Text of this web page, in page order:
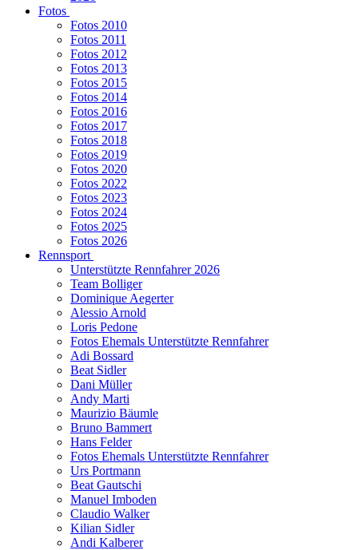
Fotos
Fotos 2010
Fotos 2011
Fotos 2012
Fotos 2013
Fotos 2015
Fotos 2014
Fotos 2016
Fotos 2017
Fotos 2018
Fotos 2019
Fotos 2020
Fotos 2022
Fotos 2023
Fotos 2024
Fotos 2025
Fotos 2026
Rennsport
Unterstützte Rennfahrer 2026
Team Bolliger
Dominique Aegerter
Alessio Arnold
Loris Pedone
Fotos Ehemals Unterstützte Rennfahrer
Adi Bossard
Beat Sidler
Dani Müller
Andy Marti
Maurizio Bäumle
Bruno Bammert
Hans Felder
Fotos Ehemals Unterstützte Rennfahrer
Urs Portmann
Beat Gautschi
Manuel Imboden
Claudio Walker
Kilian Sidler
Andi Kalberer